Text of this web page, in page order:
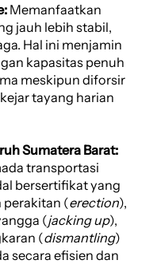
Memanfaatkan
jauh lebih stabil,
Hal ini menjamin
kapasitas penuh
meskipun diforsir
tayang harian
Sumatera Barat:
transportasi
bersertifikat yang
perakitan (erection),
(jacking up),
(dismantling)
secara efisien dan